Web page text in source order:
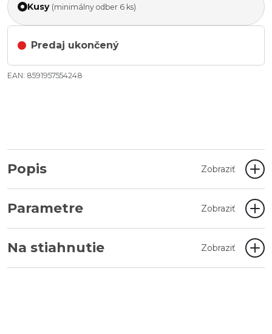
Kusy (minimálny odber 6 ks)
Predaj ukončený
EAN: 8591957554248
Popis Zobraziť
Parametre Zobraziť
Na stiahnutie Zobraziť